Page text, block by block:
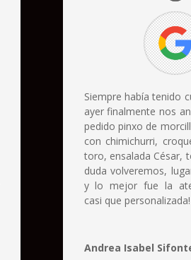
Siempre había tenido
ayer finalmente nos
pedido pinxo de
con chimichurri,
toro, ensalada César,
duda volveremos,
y lo mejor fue la
casi que personalizada!
Andrea Isabel